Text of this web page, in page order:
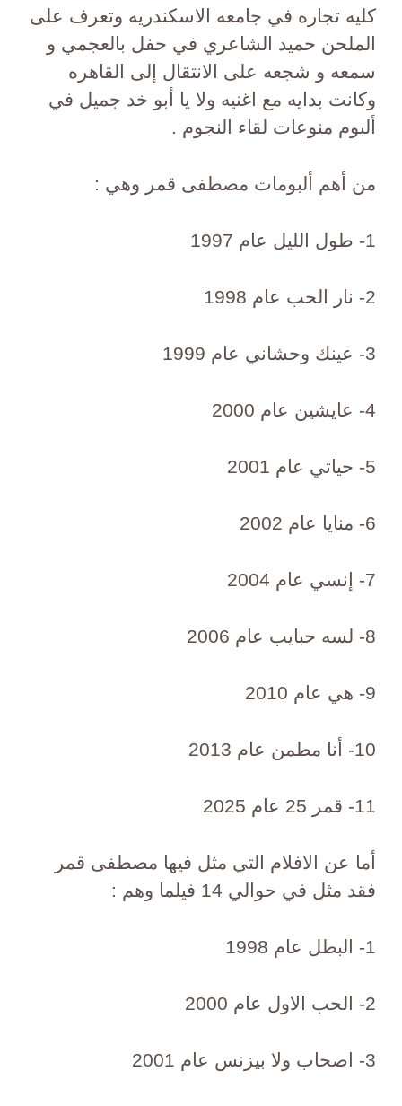
كليه تجاره في جامعه الاسكندريه وتعرف على
الملحن حميد الشاعري في حفل بالعجمي و
سمعه و شجعه على الانتقال إلى القاهره
وكانت بدايه مع اغنيه ولا يا أبو خد جميل في
ألبوم منوعات لقاء النجوم .
من أهم ألبومات مصطفى قمر وهي :
1- طول الليل عام 1997
2- نار الحب عام 1998
3- عينك وحشاني عام 1999
4- عايشين عام 2000
5- حياتي عام 2001
6- منايا عام 2002
7- إنسي عام 2004
8- لسه حبايب عام 2006
9- هي عام 2010
10- أنا مطمن عام 2013
11- قمر 25 عام 2025
أما عن الافلام التي مثل فيها مصطفى قمر
فقد مثل في حوالي 14 فيلما وهم :
1- البطل عام 1998
2- الحب الاول عام 2000
3- اصحاب ولا بيزنس عام 2001